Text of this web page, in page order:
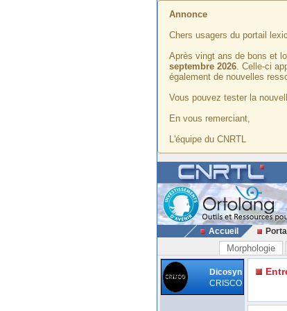
Annonce
Chers usagers du portail
Après vingt ans de bons et
septembre 2026. Celle-ci
également de nouvelles
Vous pouvez tester la
En vous remerciant,
L'équipe du CNRTL
Accueil
Morphologie
Dicosyn
CRISCO